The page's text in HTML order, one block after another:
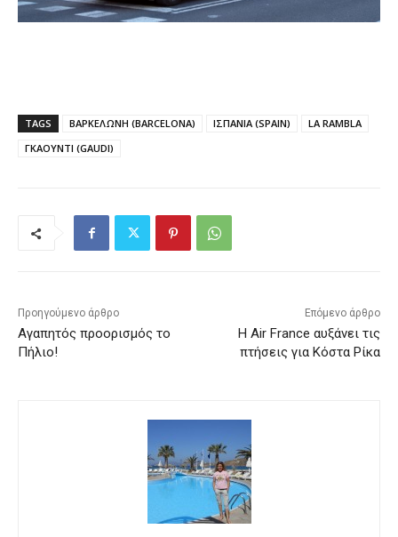
TAGS ΒΑΡΚΕΛΩΝΗ (BARCELONA) ΙΣΠΑΝΙΑ (SPAIN)
LA RAMBLA
ΓΚΑΟΥΝΤΙ (GAUDI)
Προηγούμενο άρθρο
Αγαπητός προορισμός το
Πήλιο!
Επόμενο άρθρο
Η Air France αυξάνει τις
πτήσεις για Κόστα Ρίκα